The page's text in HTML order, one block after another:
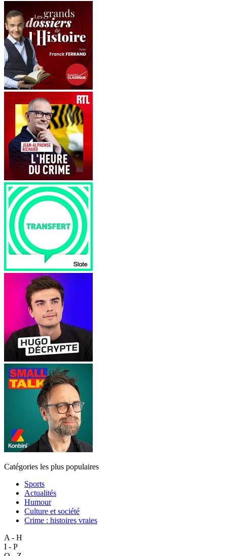
Catégories les plus populaires
Sports
Actualités
Humour
Culture et société
Crime : histoires vraies
A - H
I - P